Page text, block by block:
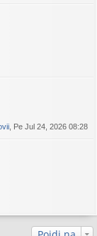
, Pe Jul 24, 2026 08:28